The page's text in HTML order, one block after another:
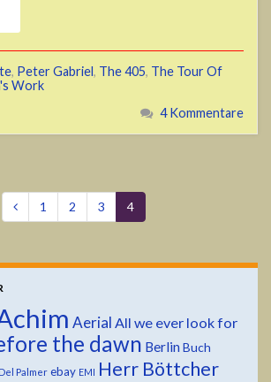
, Peter Gabriel, The 405, The Tour Of
Work
4 Kommentare
1 2 3 4
Aerial All we ever look for
the dawn Berlin Buch
Del Palmer ebay EMI Herr Böttcher